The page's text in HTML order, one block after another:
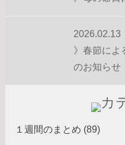
2026.02.13
》春節によ
のお知らせ
１週間のまとめ (89)